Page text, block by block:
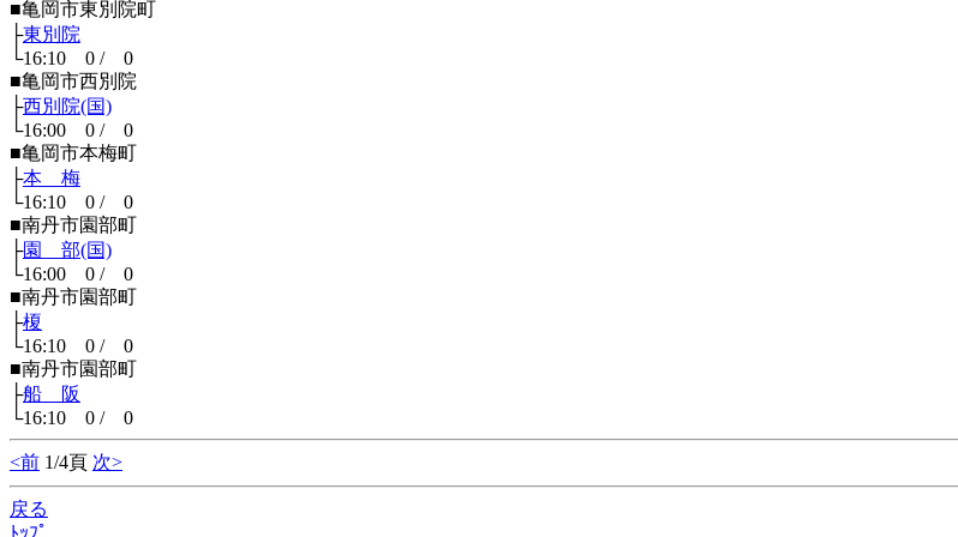
■亀岡市東別院町
├東別院
└16:10 0 / 0
■亀岡市西別院
├西別院(国)
└16:00 0 / 0
■亀岡市本梅町
├本 梅
└16:10 0 / 0
■南丹市園部町
├園 部(国)
└16:00 0 / 0
■南丹市園部町
├榎
└16:10 0 / 0
■南丹市園部町
├船 阪
└16:10 0 / 0
<前 1/4頁 次>
戻る
ﾄｯﾌﾟ